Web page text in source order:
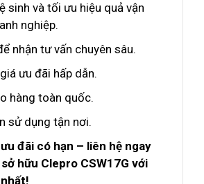
sinh và tối ưu hiệu quả vận
nghiệp.
nhận tư vấn chuyên sâu.
ưu đãi hấp dẫn.
hàng toàn quốc.
sử dụng tận nơi.
đãi có hạn – liên hệ ngay
hữu Clepro CSW17G với